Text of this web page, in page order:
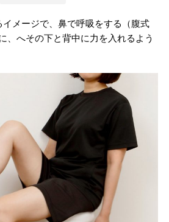
イメージで、鼻で呼吸をする（腹式
、へその下と背中に力を入れるよう